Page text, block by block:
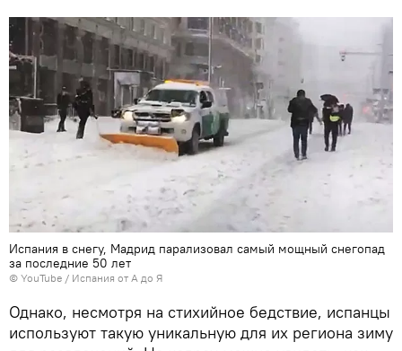
Испания в снегу, Мадрид парализовал самый мощный снегопад
за последние 50 лет
© YouTube / Испания от А до Я
Однако, несмотря на стихийное бедствие, испанцы
используют такую уникальную для их региона зиму